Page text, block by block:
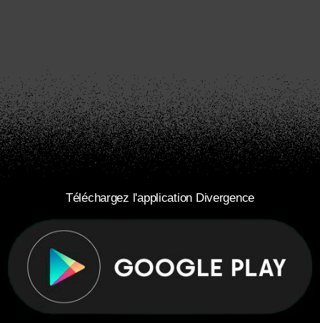
Téléchargez l'application Divergence